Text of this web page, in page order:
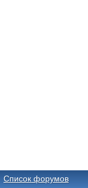
Список форумов